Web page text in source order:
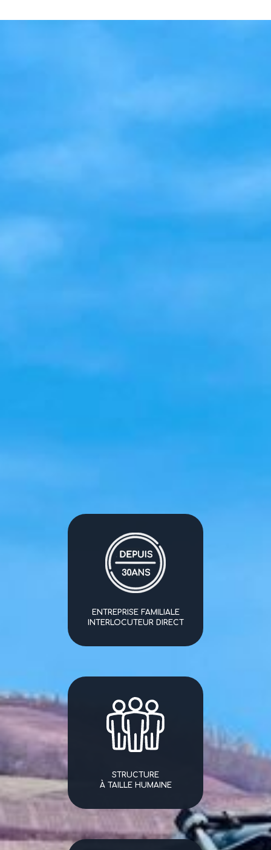
ENTREPRISE FAMILIALE
INTERLOCUTEUR DIRECT
STRUCTURE
À TAILLE HUMAINE